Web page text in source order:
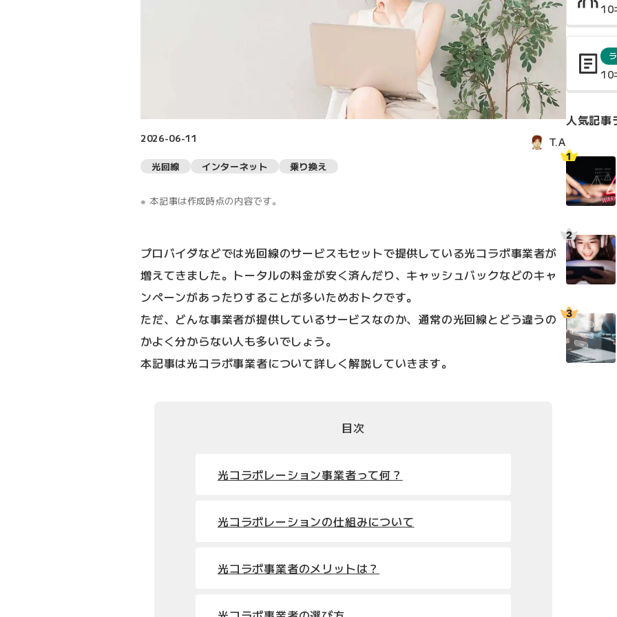
2026-06-11 T.A
光回線 インターネット 乗り換え
本記事は作成時点の内容です。
プロバイダなどでは光回線のサービスもセットで提供している光コラボ事業者が
増えてきました。トータルの料金が安く済んだり、キャッシュバックなどのキャ
ンペーンがあったりすることが多いためおトクです。
ただ、どんな事業者が提供しているサービスなのか、通常の光回線とどう違うの
かよく分からない人も多いでしょう。
本記事は光コラボ事業者について詳しく解説していきます。
目次
光コラボレーション事業者って何？
光コラボレーションの仕組みについて
光コラボ事業者のメリットは？
10
10
人気記事